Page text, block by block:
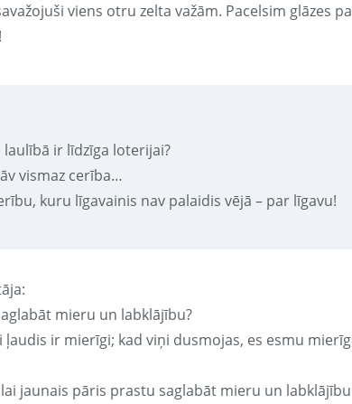
viens otru zelta važām. Pacelsim glāzes
laulībā ir līdzīga loterijai?
vismaz cerība…
kuru līgavainis nav palaidis vējā – par līgavu!
mieru un labklājību?
ļaudis ir mierīgi; kad viņi dusmojas, es esmu
jaunais pāris prastu saglabāt mieru un